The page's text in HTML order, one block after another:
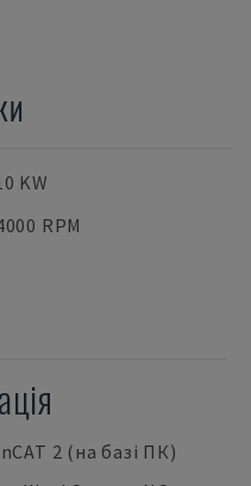
KW
RPM
2 (на базі ПК)